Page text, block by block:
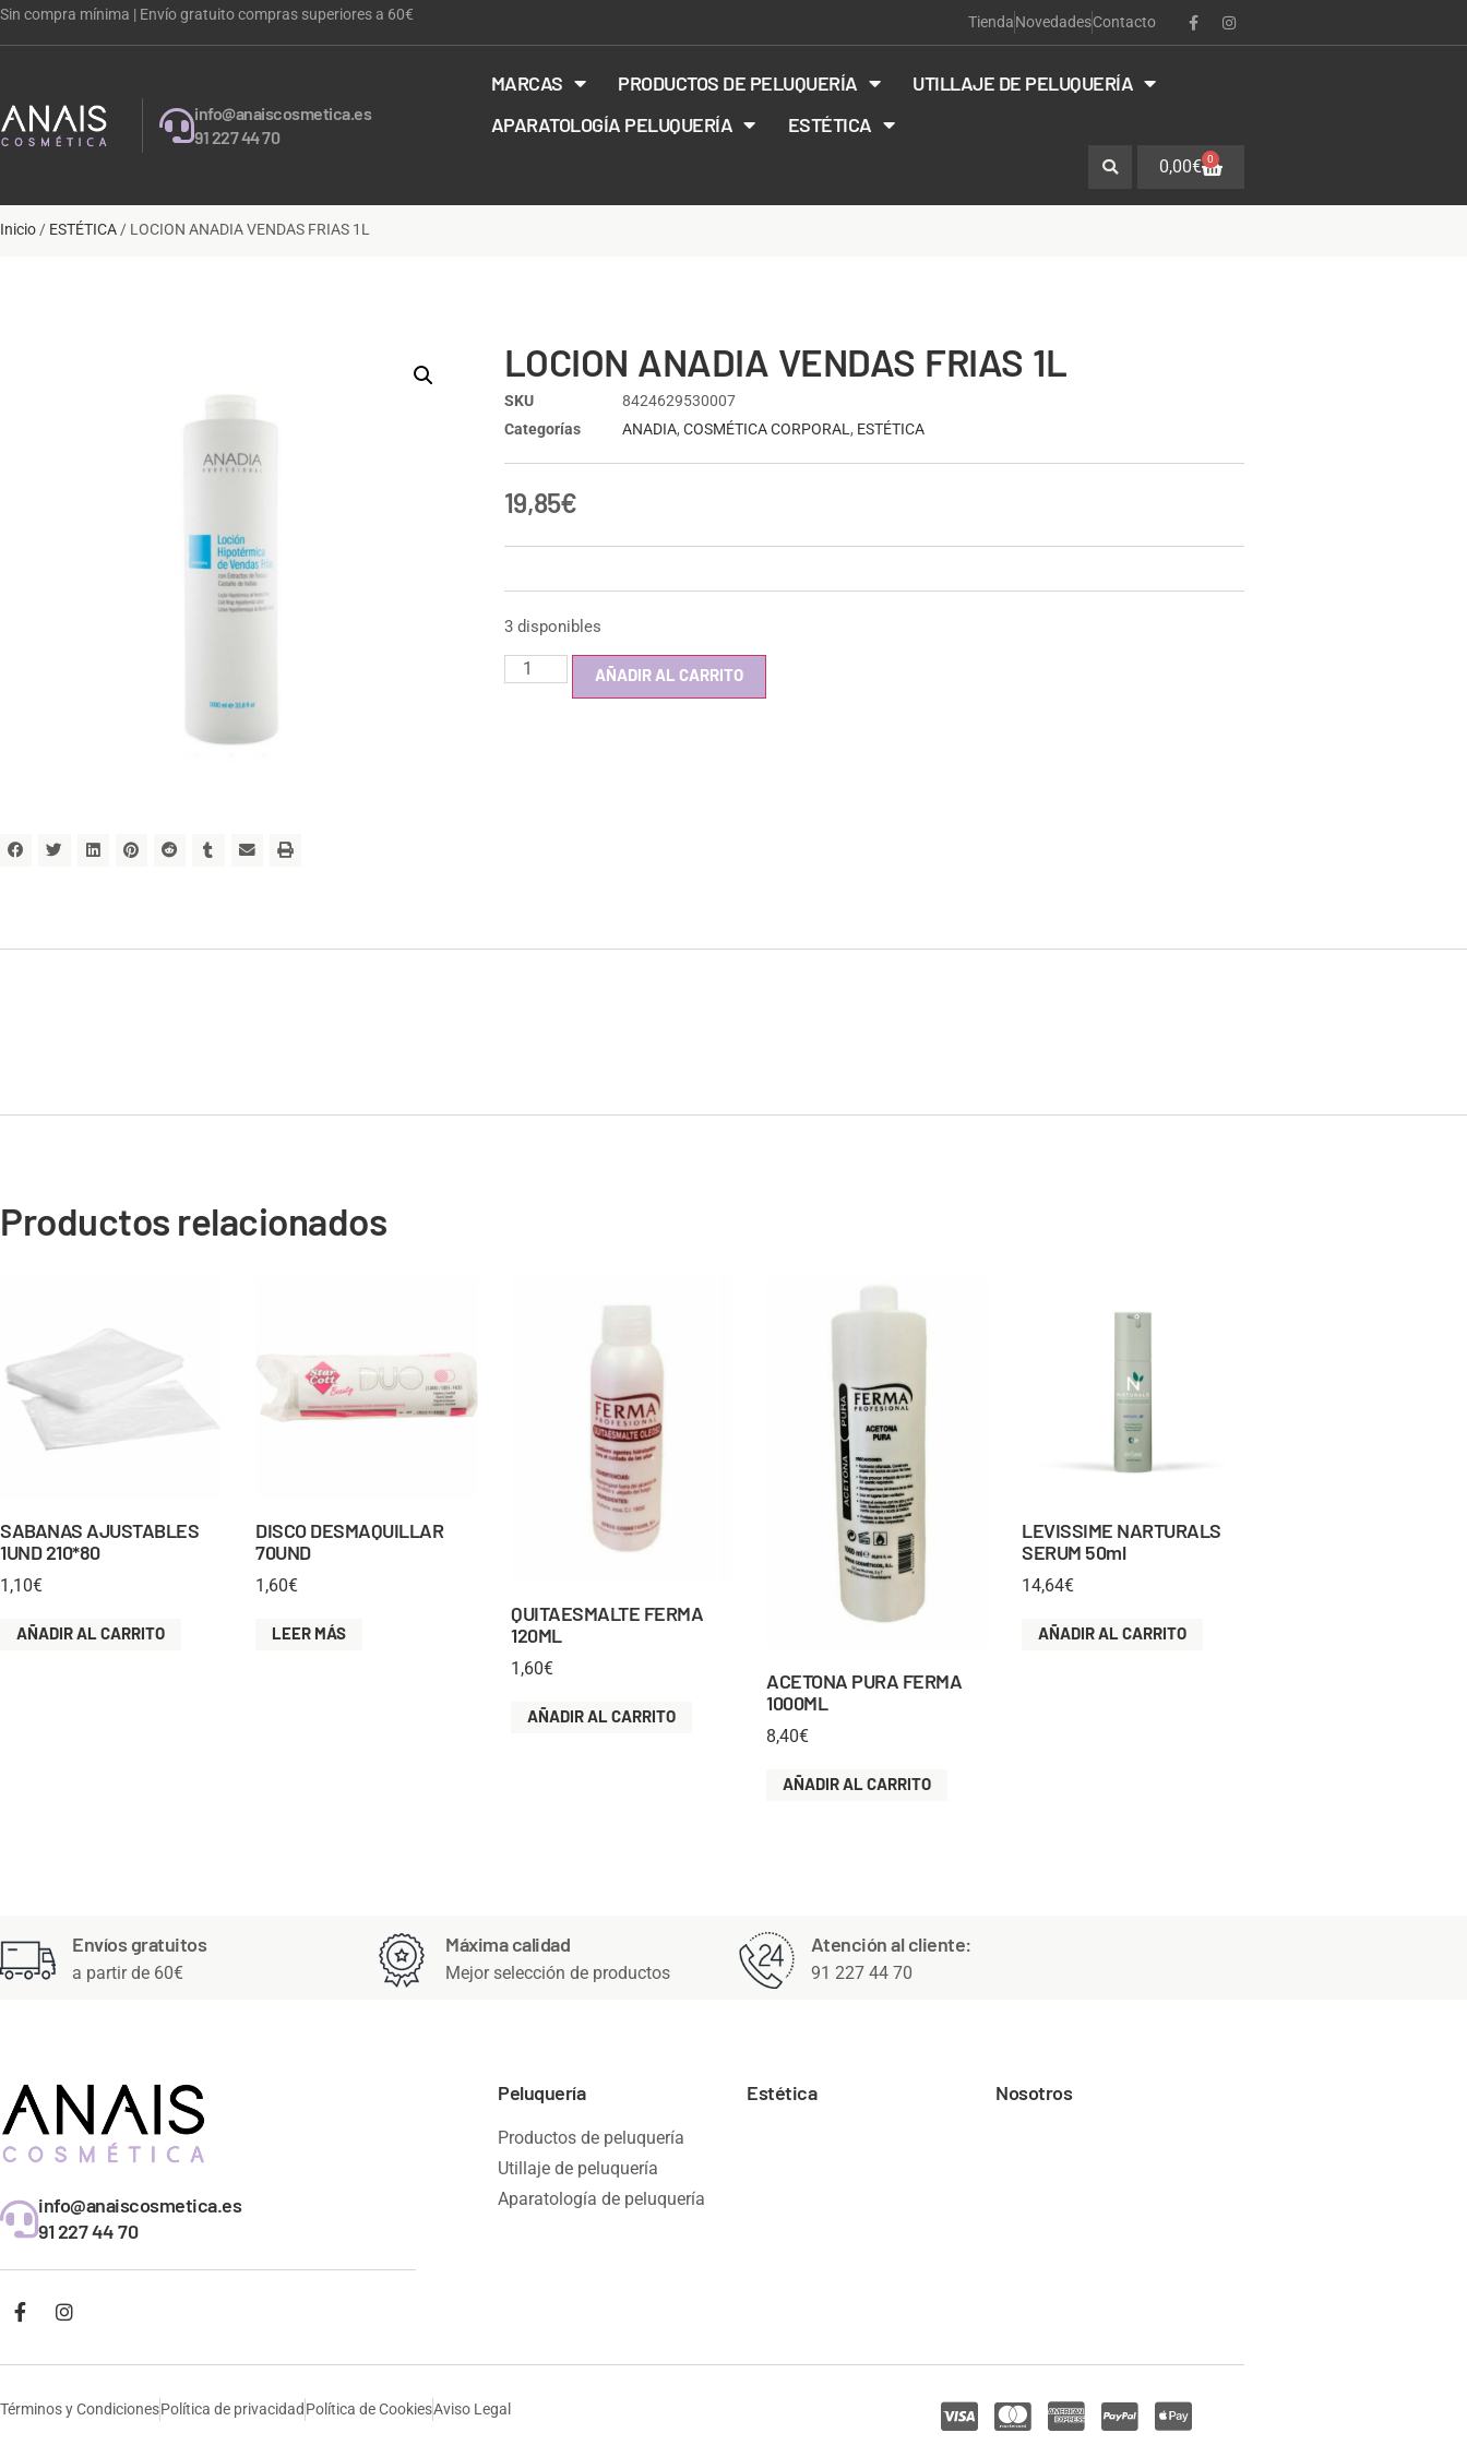
Sin compra mínima | Envío gratuito compras superiores a 60€ TiendaNovedadesContacto
info@anaiscosmetica.es
91 227 44 70
MARCAS PRODUCTOS DE PELUQUERÍA
UTILLAJE DE PELUQUERÍA
APARATOLOGÍA PELUQUERÍA
ESTÉTICA
0,00€ 0
Inicio/ ESTÉTICA/ LOCION ANADIA VENDAS FRIAS 1L
LOCION ANADIA VENDAS FRIAS 1L
SKU
8424629530007
Categorías
ANADIA, COSMÉTICA CORPORAL, ESTÉTICA
19,85€
3 disponibles
AÑADIR AL CARRITO
Productos relacionados
SABANAS AJUSTABLES
1UND 210*80
1,10€
AÑADIR AL CARRITO
DISCO DESMAQUILLAR
70UND
1,60€
LEER MÁS
QUITAESMALTE FERMA
120ML
1,60€
AÑADIR AL CARRITO
ACETONA PURA FERMA
1000ML
8,40€
AÑADIR AL CARRITO
LEVISSIME NARTURALS
SERUM 50ml
14,64€
AÑADIR AL CARRITO
Envíos gratuitos
a partir de 60€
Máxima calidad
Mejor selección de productos
Atención al cliente:
91 227 44 70
info@anaiscosmetica.es
91 227 44 70
Peluquería
Productos de peluquería
Utillaje de peluquería
Aparatología de peluquería
Estética Nosotros
Términos y CondicionesPolítica de privacidad Política de CookiesAviso Legal